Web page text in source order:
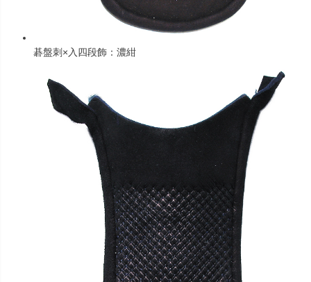
碁盤刺×入四段飾：濃紺